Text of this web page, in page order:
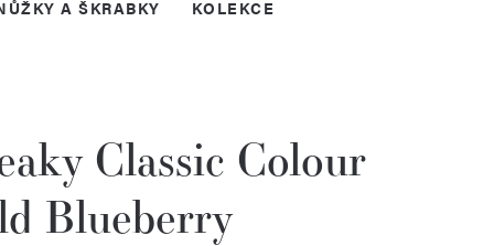
A ŠKRABKY KOLEKCE
Classic Colour
Blueberry